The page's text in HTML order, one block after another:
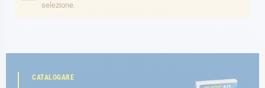
selezione.
CATALOGARE